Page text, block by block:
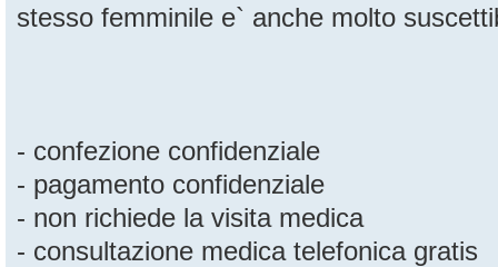
stesso femminile e` anche molto
- confezione confidenziale
- pagamento confidenziale
- non richiede la visita medica
- consultazione medica telefonica gratis